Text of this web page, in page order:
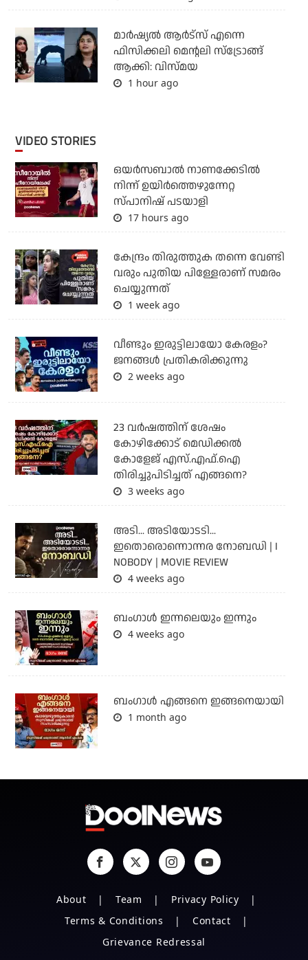
മാർഷ്യൽ ആർട്സ് എന്നെ
ഫിസിക്കലി മെന്റലി സ്ട്രോങ്ങ്
ആക്കി: വിസ്മയ
1 hour ago
VIDEO STORIES
ഒയര്‍സബാൽ നാണക്കേടിൽ
നിന്ന് ഉയിർത്തെഴുന്നേറ്റ
സ്പാനിഷ് പടയാളി
17 hours ago
കേന്ദ്രം തിരുത്തുക തന്നെ വേണ്ടി
വരും പുതിയ പിള്ളേരാണ് സമരം
ചെയ്യുന്നത്
1 week ago
വീണ്ടും ഇരുട്ടിലായോ കേരളം?
ജനങ്ങൾ പ്രതികരിക്കുന്നു
2 weeks ago
23 വർഷത്തിന് ശേഷം
കോഴിക്കോട് മെഡിക്കൽ
കോളേജ് എസ്.എഫ്.ഐ
തിരിച്ചുപിടിച്ചത് എങ്ങനെ?
3 weeks ago
അടി... അടിയോടടി...
ഇതൊരൊന്നൊന്നര നോബഡി | I
NOBODY | MOVIE REVIEW
4 weeks ago
ബംഗാള്‍ ഇന്നലെയും ഇന്നും
4 weeks ago
ബം​ഗാൾ എങ്ങനെ ഇങ്ങനെയായി
1 month ago
About Team
Privacy Policy
Terms & Conditions
Contact
Grievance Redressal